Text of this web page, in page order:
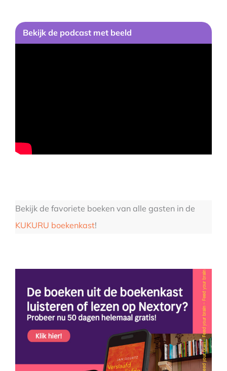
Bekijk de podcast met beeld
Bekijk de favoriete boeken van alle gasten in de
KUKURU boekenkast!